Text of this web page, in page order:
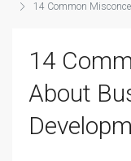
14 Common
14
About